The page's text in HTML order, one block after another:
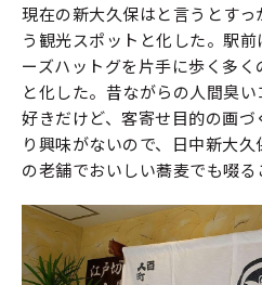
現在の新大久保はと言うとす
う観光スポットと化した。駅
ーズハットグを片手に歩く多
と化した。昔ながらの人間臭
好きだけど、客寄せ目的の画
り興味がないので、日中新大
の老舗でおいしい蕎麦でも啜る